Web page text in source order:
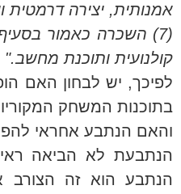
אמנותית, יצירה דרמטית
קולנועית ותוכנת מחשב."
לפיכך, יש לבחון האם
בתוכנות המשחק
והאם הנתבע אחראי
הנתבעת לא הביאה
הנתבע הוא זה הצורב